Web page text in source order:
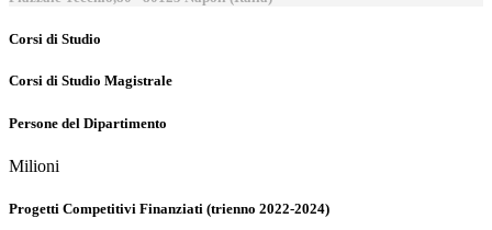
Corsi di Studio
Corsi di Studio Magistrale
Persone del Dipartimento
Milioni
Progetti Competitivi Finanziati (trienno 2022-2024)